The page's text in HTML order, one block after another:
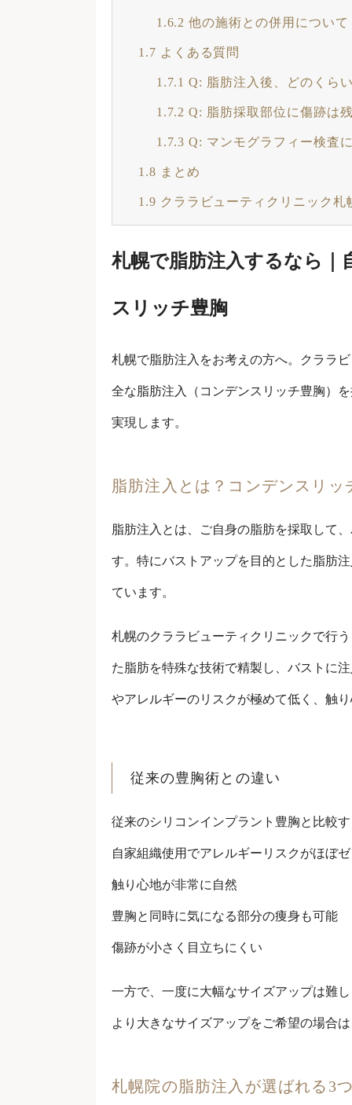
1.6.2 他の施術との併用について
1.7 よくある質問
1.7.1 Q: 脂肪注入後、どのくら
1.7.2 Q: 脂肪採取部位に傷跡は
1.7.3 Q: マンモグラフィー検査
1.8 まとめ
1.9 クララビューティクリニック札
札幌で脂肪注入するなら｜
スリッチ豊胸
札幌で脂肪注入をお考えの方へ。クララ
全な脂肪注入（コンデンスリッチ豊胸）
実現します。
脂肪注入とは？コンデンスリッ
脂肪注入とは、ご自身の脂肪を採取して
す。特にバストアップを目的とした脂肪
ています。
札幌のクララビューティクリニックで行
た脂肪を特殊な技術で精製し、バストに
やアレルギーのリスクが極めて低く、触
従来の豊胸術との違い
従来のシリコンインプラント豊胸と比較
自家組織使用でアレルギーリスクがほぼ
触り心地が非常に自然
豊胸と同時に気になる部分の痩身も可能
傷跡が小さく目立ちにくい
一方で、一度に大幅なサイズアップは難
より大きなサイズアップをご希望の場合
札幌院の脂肪注入が選ばれる3